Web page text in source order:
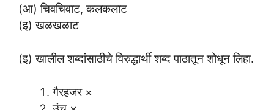
(आ) चिवचिवाट, कलकलाट
(इ) खळखळाट
(इ) खालील शब्दांसाठीचे विरुद्धार्थी शब्द पाठातून शोधून लिहा.
गैरहजर ×